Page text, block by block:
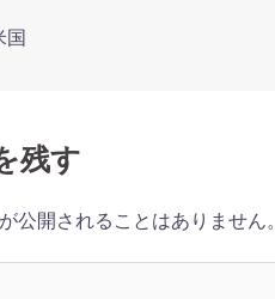
国
残す
公開されることはありません。